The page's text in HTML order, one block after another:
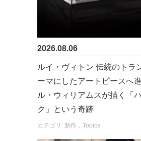
2026.08.06
ルイ・ヴィトン 伝統のトラ
ーマにしたアートピースへ
ル・ウィリアムスが描く「
ク」という奇跡
カテゴリ: 新作，Topics